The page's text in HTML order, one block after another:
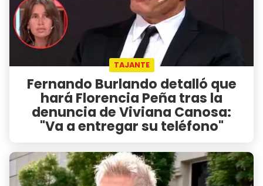
TAJANTE
Fernando Burlando detalló que
hará Florencia Peña tras la
denuncia de Viviana Canosa:
"Va a entregar su teléfono"